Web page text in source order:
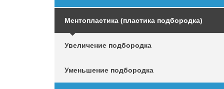
Ментопластика (пластика подбородка)
Увеличение подбородка
Уменьшение подбородка